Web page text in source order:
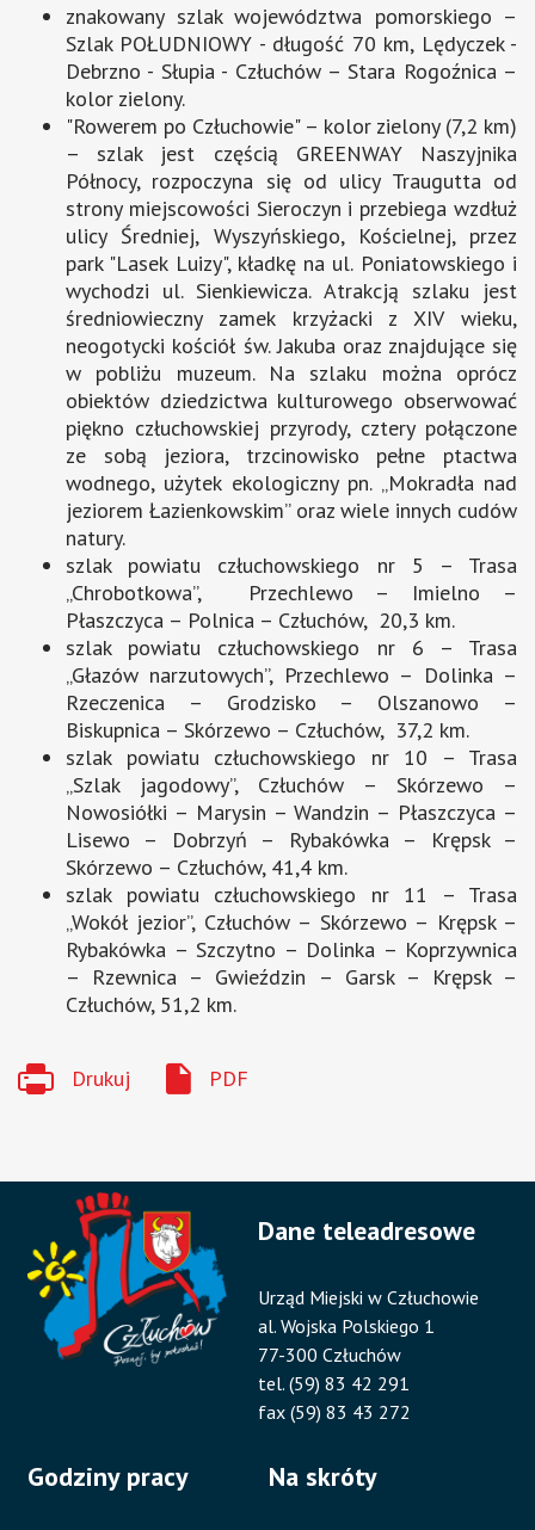
znakowany szlak województwa pomorskiego –
Szlak POŁUDNIOWY - długość 70 km, Lędyczek -
Debrzno - Słupia - Człuchów – Stara Rogoźnica –
kolor zielony.
"Rowerem po Człuchowie" – kolor zielony (7,2 km)
– szlak jest częścią GREENWAY Naszyjnika
Północy, rozpoczyna się od ulicy Traugutta od
strony miejscowości Sieroczyn i przebiega wzdłuż
ulicy Średniej, Wyszyńskiego, Kościelnej, przez
park "Lasek Luizy", kładkę na ul. Poniatowskiego i
wychodzi ul. Sienkiewicza. Atrakcją szlaku jest
średniowieczny zamek krzyżacki z XIV wieku,
neogotycki kościół św. Jakuba oraz znajdujące się
w pobliżu muzeum. Na szlaku można oprócz
obiektów dziedzictwa kulturowego obserwować
piękno człuchowskiej przyrody, cztery połączone
ze sobą jeziora, trzcinowisko pełne ptactwa
wodnego, użytek ekologiczny pn. „Mokradła nad
jeziorem Łazienkowskim” oraz wiele innych cudów
natury.
szlak powiatu człuchowskiego nr 5 – Trasa
„Chrobotkowa”, Przechlewo – Imielno –
Płaszczyca – Polnica – Człuchów, 20,3 km.
szlak powiatu człuchowskiego nr 6 – Trasa
„Głazów narzutowych”, Przechlewo – Dolinka –
Rzeczenica – Grodzisko – Olszanowo –
Biskupnica – Skórzewo – Człuchów, 37,2 km.
szlak powiatu człuchowskiego nr 10 – Trasa
„Szlak jagodowy”, Człuchów – Skórzewo –
Nowosiółki – Marysin – Wandzin – Płaszczyca –
Lisewo – Dobrzyń – Rybakówka – Krępsk –
Skórzewo – Człuchów, 41,4 km.
szlak powiatu człuchowskiego nr 11 – Trasa
„Wokół jezior”, Człuchów – Skórzewo – Krępsk –
Rybakówka – Szczytno – Dolinka – Koprzywnica
– Rzewnica – Gwieździn – Garsk – Krępsk –
Człuchów, 51,2 km.
Drukuj PDF
Dane teleadresowe
Urząd Miejski w Człuchowie
al. Wojska Polskiego 1
77-300 Człuchów
tel. (59) 83 42 291
fax (59) 83 43 272
Godziny pracy Na skróty